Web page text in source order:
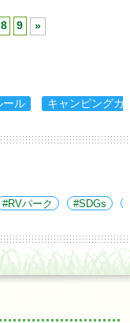
8 9 »
ール キャンピングカ
RVパーク SDGs